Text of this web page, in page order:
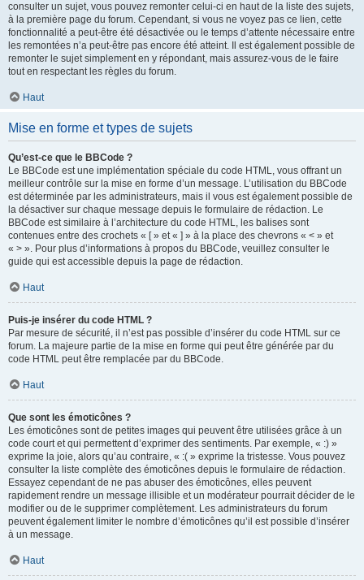
consulter un sujet, vous pouvez remonter celui-ci en haut de la liste des sujets,
à la première page du forum. Cependant, si vous ne voyez pas ce lien, cette
fonctionnalité a peut-être été désactivée ou le temps d’attente nécessaire entre
les remontées n’a peut-être pas encore été atteint. Il est également possible de
remonter le sujet simplement en y répondant, mais assurez-vous de le faire
tout en respectant les règles du forum.
Haut
Mise en forme et types de sujets
Qu’est-ce que le BBCode ?
Le BBCode est une implémentation spéciale du code HTML, vous offrant un
meilleur contrôle sur la mise en forme d’un message. L’utilisation du BBCode
est déterminée par les administrateurs, mais il vous est également possible de
la désactiver sur chaque message depuis le formulaire de rédaction. Le
BBCode est similaire à l’architecture du code HTML, les balises sont
contenues entre des crochets « [ » et « ] » à la place des chevrons « < » et
« > ». Pour plus d’informations à propos du BBCode, veuillez consulter le
guide qui est accessible depuis la page de rédaction.
Haut
Puis-je insérer du code HTML ?
Par mesure de sécurité, il n’est pas possible d’insérer du code HTML sur ce
forum. La majeure partie de la mise en forme qui peut être générée par du
code HTML peut être remplacée par du BBCode.
Haut
Que sont les émoticônes ?
Les émoticônes sont de petites images qui peuvent être utilisées grâce à un
code court et qui permettent d’exprimer des sentiments. Par exemple, « :) »
exprime la joie, alors qu’au contraire, « :( » exprime la tristesse. Vous pouvez
consulter la liste complète des émoticônes depuis le formulaire de rédaction.
Essayez cependant de ne pas abuser des émoticônes, elles peuvent
rapidement rendre un message illisible et un modérateur pourrait décider de le
modifier ou de le supprimer complètement. Les administrateurs du forum
peuvent également limiter le nombre d’émoticônes qu’il est possible d’insérer
à un message.
Haut